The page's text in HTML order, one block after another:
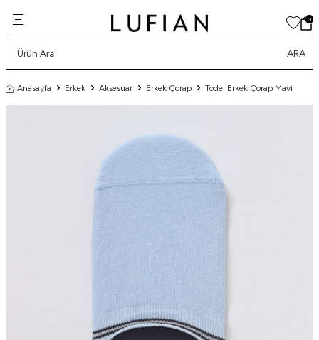
0
ARA
Anasayfa Erkek Aksesuar Erkek Çorap Todel Erkek Çorap Mavi